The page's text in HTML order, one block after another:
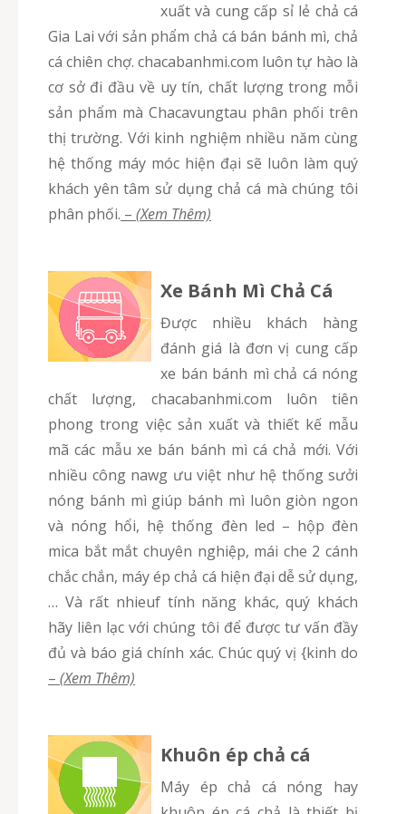
xuất và cung cấp sỉ lẻ chả cá
Gia Lai với sản phẩm chả cá bán bánh mì, chả
cá chiên chợ. chacabanhmi.com luôn tự hào là
cơ sở đi đầu về uy tín, chất lượng trong mỗi
sản phẩm mà Chacavungtau phân phối trên
thị trường. Với kinh nghiệm nhiều năm cùng
hệ thống máy móc hiện đại sẽ luôn làm quý
khách yên tâm sử dụng chả cá mà chúng tôi
phân phối. – (Xem Thêm)
Xe Bánh Mì Chả Cá
Được nhiều khách hàng
đánh giá là đơn vị cung cấp
xe bán bánh mì chả cá nóng
chất lượng, chacabanhmi.com luôn tiên
phong trong việc sản xuất và thiết kế mẫu
mã các mẫu xe bán bánh mì cá chả mới. Với
nhiều công nawg ưu việt như hệ thống sưởi
nóng bánh mì giúp bánh mì luôn giòn ngon
và nóng hổi, hệ thống đèn led – hộp đèn
mica bắt mắt chuyên nghiệp, mái che 2 cánh
chắc chắn, máy ép chả cá hiện đại dễ sử dụng,
… Và rất nhieuf tính năng khác, quý khách
hãy liên lạc với chúng tôi để được tư vấn đầy
đủ và báo giá chính xác. Chúc quý vị {kinh do
– (Xem Thêm)
Khuôn ép chả cá
Máy ép chả cá nóng hay